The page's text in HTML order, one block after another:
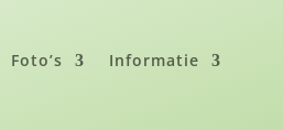
Foto’s
Informatie